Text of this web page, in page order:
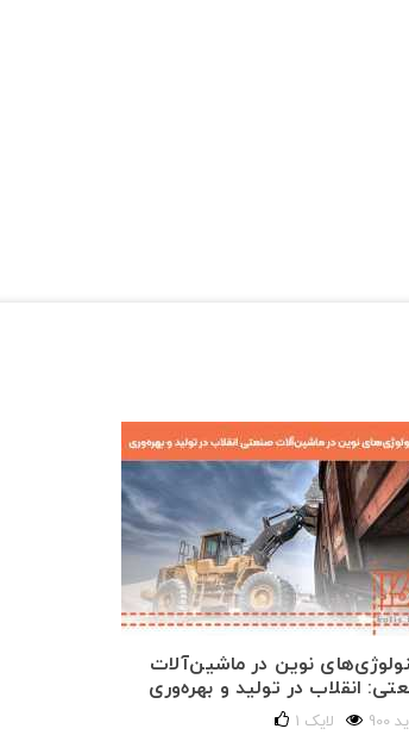
نوین در ماشین‌آلات
انقلاب در تولید و بهره‌وری
1 لایک